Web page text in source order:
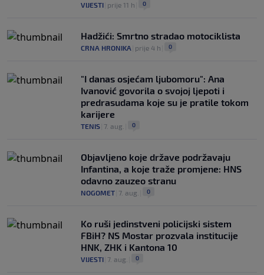
VIJESTI prije 11 h 0
Hadžići: Smrtno stradao motociklista
CRNA HRONIKA prije 4 h 0
"I danas osjećam ljubomoru": Ana
Ivanović govorila o svojoj ljepoti i
predrasudama koje su je pratile tokom
karijere
TENIS 7. aug. 0
Objavljeno koje države podržavaju
Infantina, a koje traže promjene: HNS
odavno zauzeo stranu
NOGOMET 7. aug. 0
Ko ruši jedinstveni policijski sistem
FBiH? NS Mostar prozvala institucije
HNK, ZHK i Kantona 10
VIJESTI 7. aug. 0